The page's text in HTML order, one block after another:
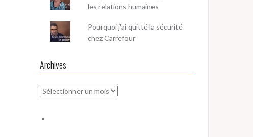
les relations humaines
Pourquoi j'ai quitté la sécurité
chez Carrefour
Archives
Archives